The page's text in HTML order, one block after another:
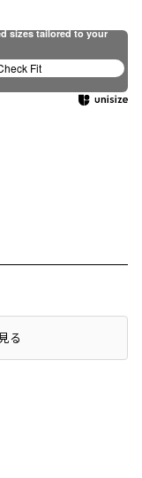
る
sizes tailored to your
Fit